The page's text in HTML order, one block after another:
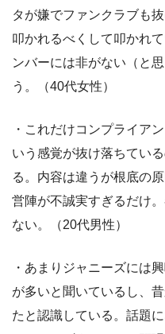
タが嫌でファンクラブも
叩かれるべくして叩かれ
ンバーには非がない（と
う。（40代女性）
・これだけコンプライア
いう感覚が抜け落ちてい
る。内容は違うが根底の
営陣が不誠実すぎるだけ
ない。（20代男性）
・あまりジャニーズには
が多いと聞いているし、
たと認識している。話題